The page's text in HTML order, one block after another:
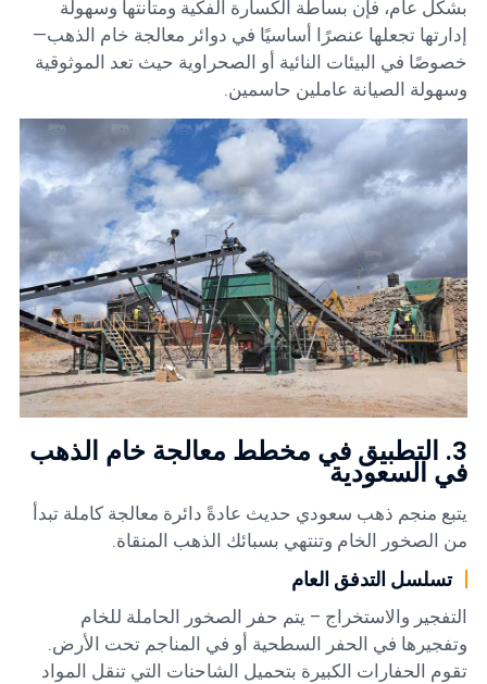
بشكل عام، فإن بساطة الكسارة الفكية ومتانتها وسهولة
إدارتها تجعلها عنصرًا أساسيًا في دوائر معالجة خام الذهب—
خصوصًا في البيئات النائية أو الصحراوية حيث تعد الموثوقية
وسهولة الصيانة عاملين حاسمين.
3. التطبيق في مخطط معالجة خام الذهب
في السعودية
يتبع منجم ذهب سعودي حديث عادةً دائرة معالجة كاملة تبدأ
من الصخور الخام وتنتهي بسبائك الذهب المنقاة.
تسلسل التدفق العام
التفجير والاستخراج – يتم حفر الصخور الحاملة للخام
وتفجيرها في الحفر السطحية أو في المناجم تحت الأرض.
تقوم الحفارات الكبيرة بتحميل الشاحنات التي تنقل المواد